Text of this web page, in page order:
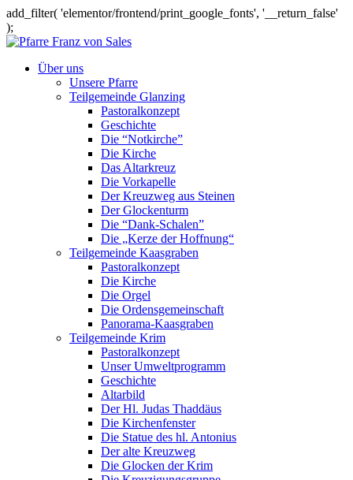
add_filter( 'elementor/frontend/print_google_fonts', '__return_false'
);
Über uns
Unsere Pfarre
Teilgemeinde Glanzing
Pastoralkonzept
Geschichte
Die “Notkirche”
Die Kirche
Das Altarkreuz
Die Vorkapelle
Der Kreuzweg aus Steinen
Der Glockenturm
Die “Dank-Schalen”
Die „Kerze der Hoffnung“
Teilgemeinde Kaasgraben
Pastoralkonzept
Die Kirche
Die Orgel
Die Ordensgemeinschaft
Panorama-Kaasgraben
Teilgemeinde Krim
Pastoralkonzept
Unser Umweltprogramm
Geschichte
Altarbild
Der Hl. Judas Thaddäus
Die Kirchenfenster
Die Statue des hl. Antonius
Der alte Kreuzweg
Die Glocken der Krim